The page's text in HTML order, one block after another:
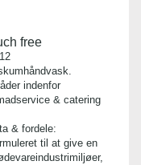
free
indenfor
& catering
& fordele:
til at give en